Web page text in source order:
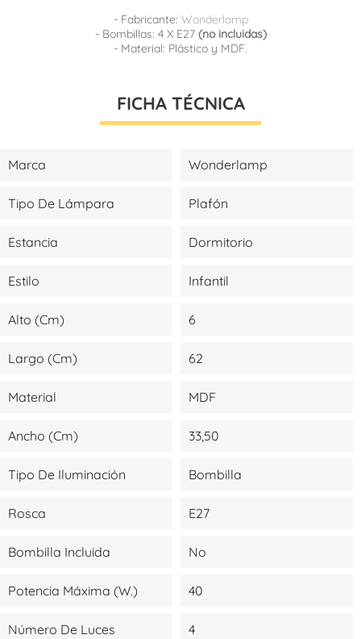
- Fabricante: Wonderlamp
- Bombillas: 4 X E27 (no incluidas)
- Material: Plástico y MDF.
FICHA TÉCNICA
Marca Wonderlamp
Tipo De Lámpara Plafón
Estancia Dormitorio
Estilo Infantil
Alto (cm) 6
Largo (cm) 62
Material MDF
Ancho (cm) 33,50
Tipo De Iluminación Bombilla
Rosca E27
Bombilla Incluida No
Potencia Máxima (W.) 40
Número De Luces 4